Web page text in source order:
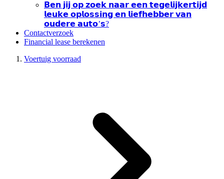
𝗕𝗲𝗻 𝗷𝗶𝗷 𝗼𝗽 𝘇𝗼𝗲𝗸 𝗻𝗮𝗮𝗿 𝗲𝗲𝗻 𝘁𝗲𝗴𝗲𝗹𝗶𝗷𝗸𝗲𝗿𝘁𝗶𝗷𝗱
𝗹𝗲𝘂𝗸𝗲 𝗼𝗽𝗹𝗼𝘀𝘀𝗶𝗻𝗴 𝗲𝗻 𝗹𝗶𝗲𝗳𝗵𝗲𝗯𝗯𝗲𝗿 𝘃𝗮𝗻
𝗼𝘂𝗱𝗲𝗿𝗲 𝗮𝘂𝘁𝗼’𝘀?
Contactverzoek
Financial lease berekenen
Voertuig voorraad